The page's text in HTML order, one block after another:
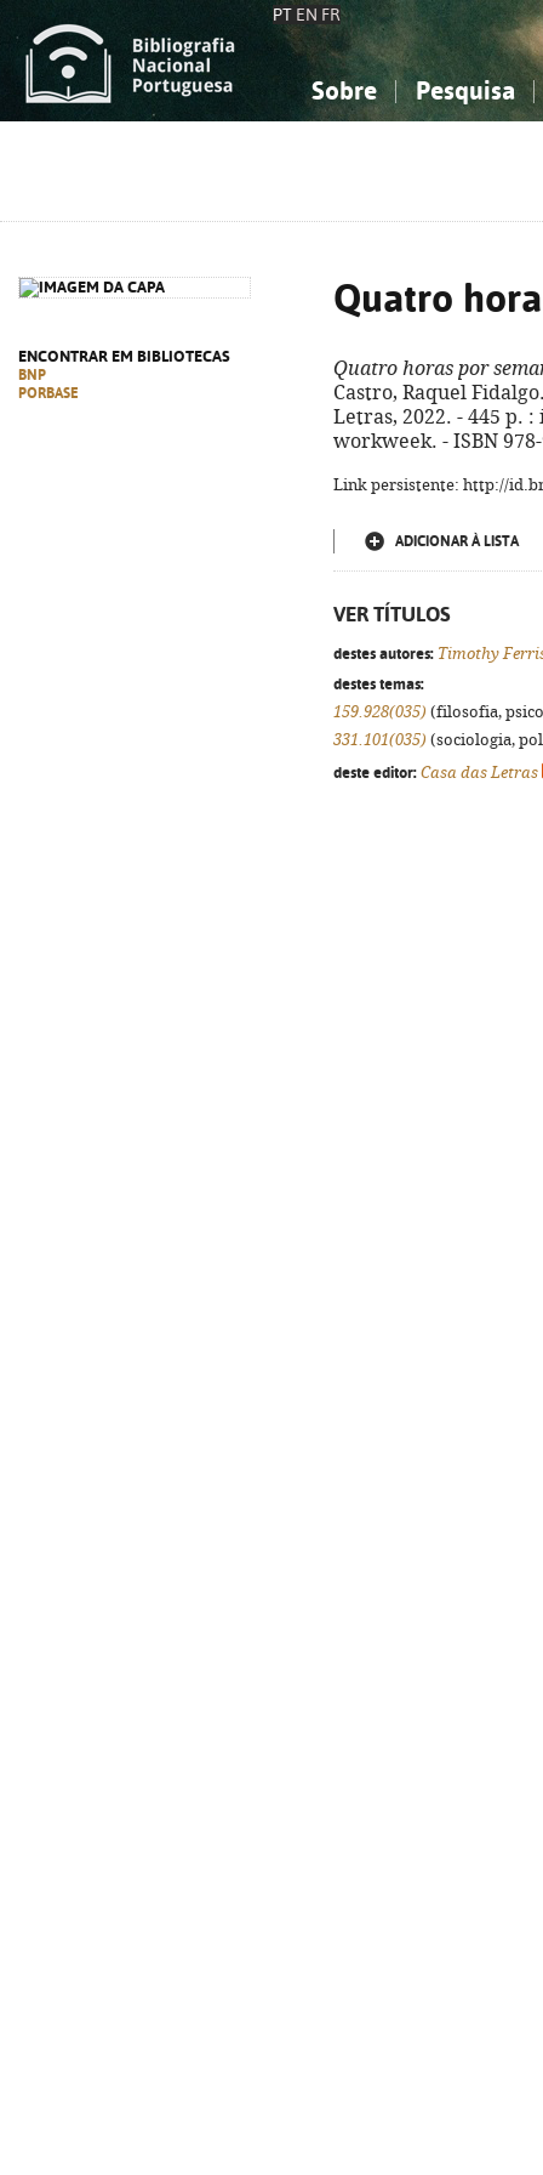
PT EN FR
Sobre Pesquisa
ENCONTRAR EM BIBLIOTECAS
BNP
PORBASE
Quatro
Quatro horas por
Castro, Raquel
Letras, 2022. - 445 p.
workweek. - ISBN
Link persistente: http://
ADICIONAR À LISTA
VER TÍTULOS
destes autores: Timothy
destes temas:
159.928(035) (filosofia,
331.101(035) (sociologia,
deste editor: Casa das Letras